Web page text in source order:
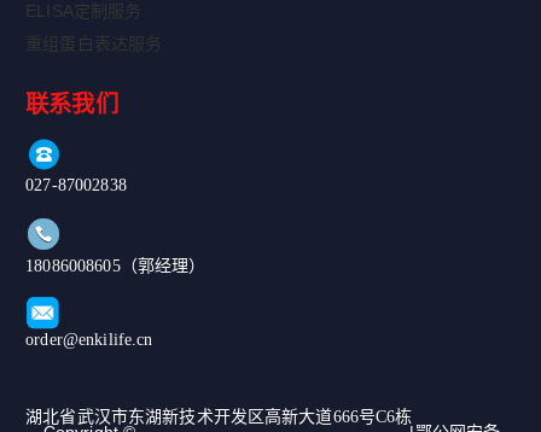
ELISA定制服务
重组蛋白表达服务
联系我们
027-87002838
18086008605（郭经理）
order@enkilife.cn
湖北省武汉市东湖新技术开发区高新大道666号C6栋